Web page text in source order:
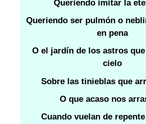
Queriendo imitar la
Queriendo ser pulmón o
en pena
O el jardín de los astros que
cielo
Sobre las tinieblas que
O que acaso nos
Cuando vuelan de